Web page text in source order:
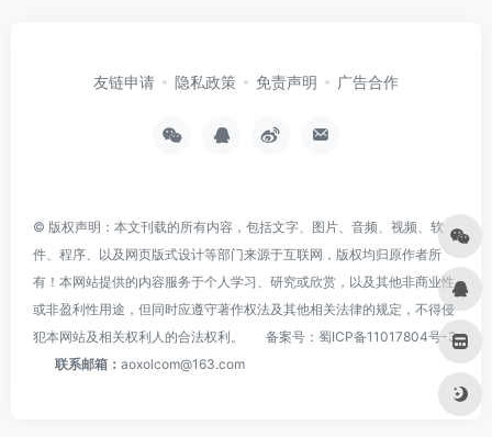
友链申请 隐私政策 免责声明 广告合作
© 版权声明：本文刊载的所有内容，包括文字、图片、音频、视频、软
件、程序、以及网页版式设计等部门来源于互联网，版权均归原作者所
有！本网站提供的内容服务于个人学习、研究或欣赏，以及其他非商业性
或非盈利性用途，但同时应遵守著作权法及其他相关法律的规定，不得侵
犯本网站及相关权利人的合法权利。
备案号： 蜀ICP备11017804号-3
联系邮箱： aoxolcom@163.com